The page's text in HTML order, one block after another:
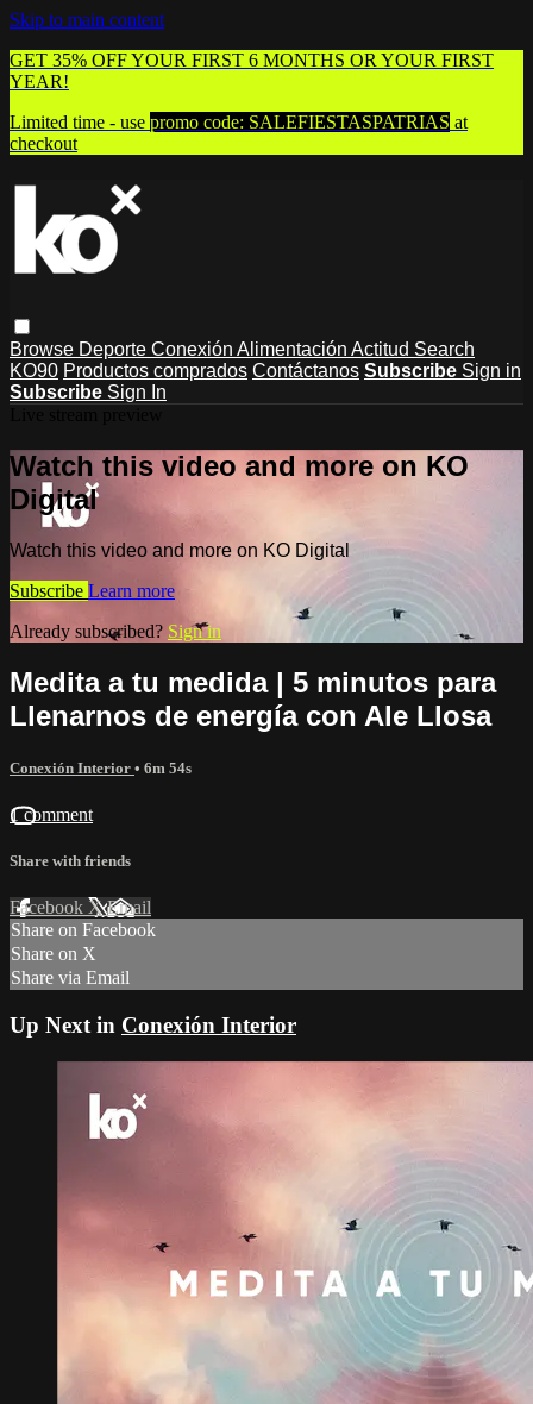
Skip to main content
GET 35% OFF YOUR FIRST 6 MONTHS OR YOUR FIRST
YEAR!
Limited time - use promo code: SALEFIESTASPATRIAS at
checkout
Browse Deporte Conexión Alimentación Actitud Search
KO90 Productos comprados Contáctanos Subscribe Sign in
Subscribe Sign In
Watch this video and more on KO
Digital
Watch this video and more on KO Digital
Subscribe Learn more
Already subscribed? Sign in
Medita a tu medida | 5 minutos para
Llenarnos de energía con Ale Llosa
Conexión Interior • 6m 54s
1 comment
Share with friends
Facebook XEmail
Share on Facebook
Share on X
Share via Email
Up Next in Conexión Interior